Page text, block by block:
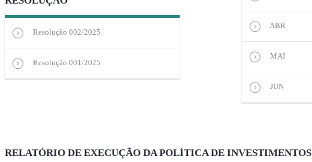
ABR
MAI
JUN
RELATÓRIO DE EXECUÇÃO DA POLÍTICA DE INVESTIMENTOS
Resolução 002/2025
Resolução 001/2025